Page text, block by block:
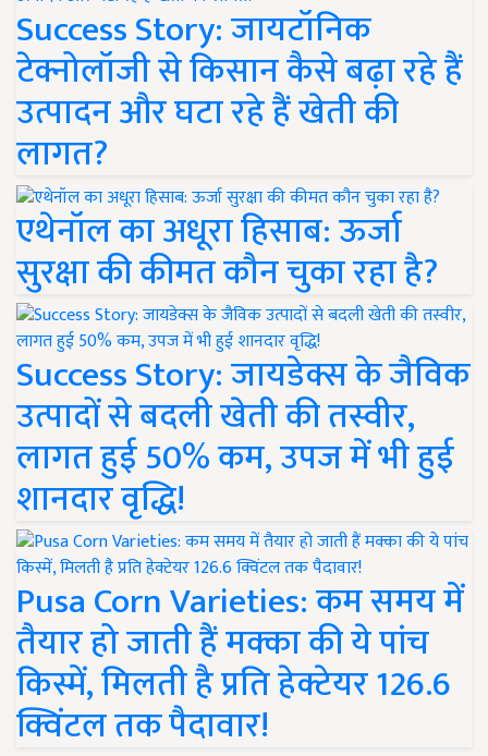
Success Story: जायटॉनिक
टेक्नोलॉजी से किसान कैसे बढ़ा रहे हैं
उत्पादन और घटा रहे हैं खेती की
लागत?
एथेनॉल का अधूरा हिसाब: ऊर्जा
सुरक्षा की कीमत कौन चुका रहा है?
Success Story: जायडेक्स के जैविक
उत्पादों से बदली खेती की तस्वीर,
लागत हुई 50% कम, उपज में भी हुई
शानदार वृद्धि!
Pusa Corn Varieties: कम समय में
तैयार हो जाती हैं मक्का की ये पांच
किस्में, मिलती है प्रति हेक्टेयर 126.6
क्विंटल तक पैदावार!